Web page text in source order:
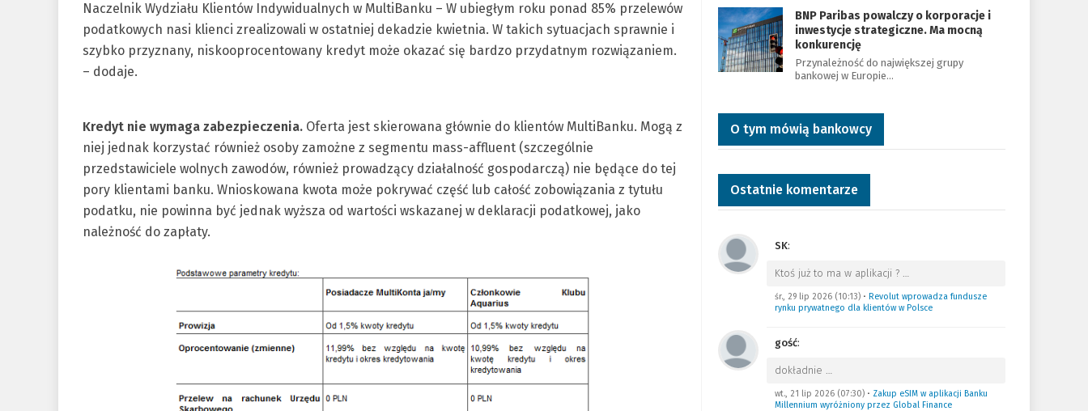
Naczelnik Wydziału Klientów Indywidualnych w MultiBanku – W ubiegłym roku ponad 85% przelewów
podatkowych nasi klienci zrealizowali w ostatniej dekadzie kwietnia. W takich sytuacjach sprawnie i
szybko przyznany, niskooprocentowany kredyt może okazać się bardzo przydatnym rozwiązaniem.
– dodaje.
Kredyt nie wymaga zabezpieczenia. Oferta jest skierowana głównie do klientów MultiBanku. Mogą z
niej jednak korzystać również osoby zamożne z segmentu mass-affluent (szczególnie
przedstawiciele wolnych zawodów, również prowadzący działalność gospodarczą) nie będące do tej
pory klientami banku. Wnioskowana kwota może pokrywać część lub całość zobowiązania z tytułu
podatku, nie powinna być jednak wyższa od wartości wskazanej w deklaracji podatkowej, jako
należność do zapłaty.
BNP Paribas powalczy o korporacje i
inwestycje strategiczne. Ma mocną
konkurencję
Przynależność do największej grupy
bankowej w Europie…
O tym mówią bankowcy
Ostatnie komentarze
SK:
Ktoś już to ma w aplikacji ? …
śr., 29 lip 2026 (10:13)• Revolut wprowadza fundusze
rynku prywatnego dla klientów w Polsce
gość:
dokładnie …
wt., 21 lip 2026 (07:30)• Zakup eSIM w aplikacji Banku
Millennium wyróżniony przez Global Finance